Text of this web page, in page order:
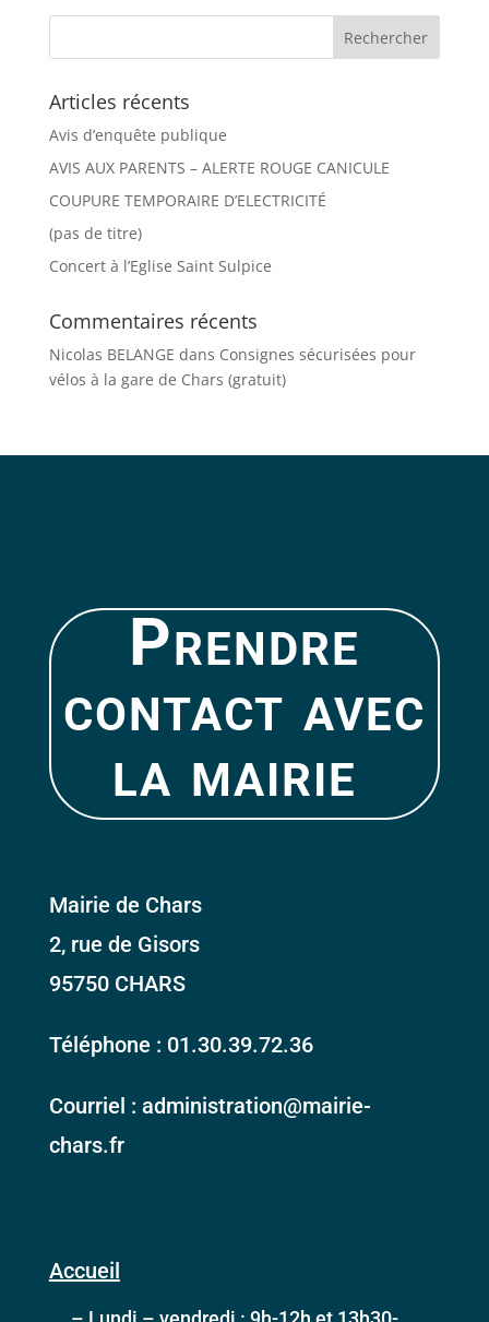
Articles récents
Avis d’enquête publique
AVIS AUX PARENTS – ALERTE ROUGE CANICULE
COUPURE TEMPORAIRE D’ELECTRICITÉ
(pas de titre)
Concert à l’Eglise Saint Sulpice
Commentaires récents
Nicolas BELANGE dans Consignes sécurisées pour
vélos à la gare de Chars (gratuit)
Prendre
contact avec
la mairie
Mairie de Chars
2, rue de Gisors
95750 CHARS
Téléphone : 01.30.39.72.36
Courriel : administration@mairie-
chars.fr
Accueil